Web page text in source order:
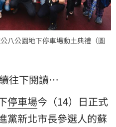
八公園地下停車場動土典禮（圖
往下閱讀…
停車場今（14）日正式
黨新北市長參選人的蘇